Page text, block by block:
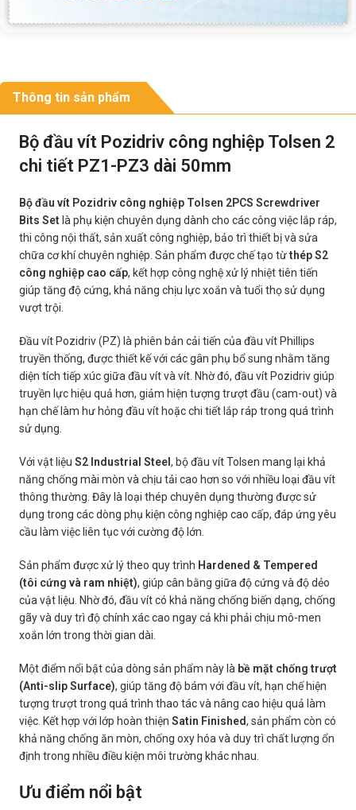
Thông tin sản phẩm
Bộ đầu vít Pozidriv công nghiệp Tolsen 2
chi tiết PZ1-PZ3 dài 50mm
Bộ đầu vít Pozidriv công nghiệp Tolsen 2PCS Screwdriver
Bits Set là phụ kiện chuyên dụng dành cho các công việc lắp ráp,
thi công nội thất, sản xuất công nghiệp, bảo trì thiết bị và sửa
chữa cơ khí chuyên nghiệp. Sản phẩm được chế tạo từthép S2
công nghiệp cao cấp, kết hợp công nghệ xử lý nhiệt tiên tiến
giúp tăng độ cứng, khả năng chịu lực xoắn và tuổi thọ sử dụng
vượt trội.
Đầu vít Pozidriv (PZ) là phiên bản cải tiến của đầu vít Phillips
truyền thống, được thiết kế với các gân phụ bổ sung nhằm tăng
diện tích tiếp xúc giữa đầu vít và vít. Nhờ đó, đầu vít Pozidriv giúp
truyền lực hiệu quả hơn, giảm hiện tượng trượt đầu (cam-out) và
hạn chế làm hư hỏng đầu vít hoặc chi tiết lắp ráp trong quá trình
sử dụng.
Với vật liệu S2 Industrial Steel , bộ đầu vít Tolsen mang lại khả
năng chống mài mòn và chịu tải cao hơn so với nhiều loại đầu vít
thông thường. Đây là loại thép chuyên dụng thường được sử
dụng trong các dòng phụ kiện công nghiệp cao cấp, đáp ứng yêu
cầu làm việc liên tục với cường độ lớn.
Sản phẩm được xử lý theo quy trình Hardened & Tempered
(tôi cứng và ram nhiệt), giúp cân bằng giữa độ cứng và độ dẻo
của vật liệu. Nhờ đó, đầu vít có khả năng chống biến dạng, chống
gãy và duy trì độ chính xác cao ngay cả khi phải chịu mô-men
xoắn lớn trong thời gian dài.
Một điểm nổi bật của dòng sản phẩm này là bề mặt chống trượt
(Anti-slip Surface), giúp tăng độ bám với đầu vít, hạn chế hiện
tượng trượt trong quá trình thao tác và nâng cao hiệu quả làm
việc. Kết hợp với lớp hoàn thiện Satin Finished, sản phẩm còn có
khả năng chống ăn mòn, chống oxy hóa và duy trì chất lượng ổn
định trong nhiều điều kiện môi trường khác nhau.
Ưu điểm nổi bật